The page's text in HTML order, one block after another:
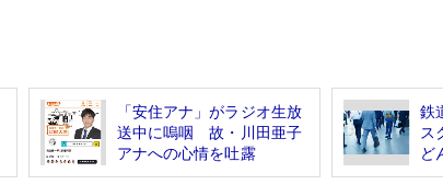
「安住アナ」がラジオ生放
送中に嗚咽 故・川田亜子
アナへの心情を吐露
鉄
ス
ど